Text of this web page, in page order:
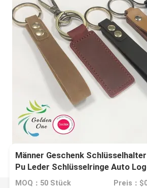
Männer Geschenk
Pu Leder Schlüsselringe Auto
Personalisierte geprägte
MOQ：50 Stück